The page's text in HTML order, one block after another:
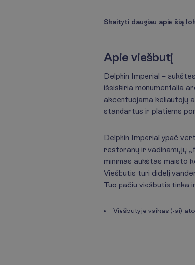
Skaityti daugiau apie šią lok
Apie viešbutį
Delphin Imperial –
išsiskiria monumentalia
akcentuojama keliautojų
standartus ir platiems
Delphin Imperial ypač
restoranų ir vadinamųjų
minimas aukštas maisto
Viešbutis turi didelį
Tuo pačiu viešbutis
Viešbutyje vaikas (-ai)